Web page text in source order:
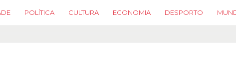
POLÍTICA CULTURA ECONOMIA DESPORTO